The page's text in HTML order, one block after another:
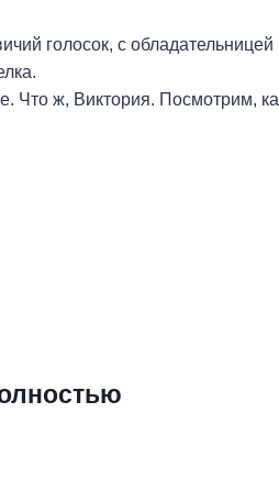
голосок, с обладательницей
Что ж, Виктория. Посмотрим,